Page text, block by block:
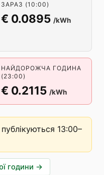
ЗАРАЗ (10:00)
€ 0.0895 /kWh
НАЙДОРОЖЧА ГОДИНА
(23:00)
€ 0.2115 /kWh
публікуються 13:00–
години →